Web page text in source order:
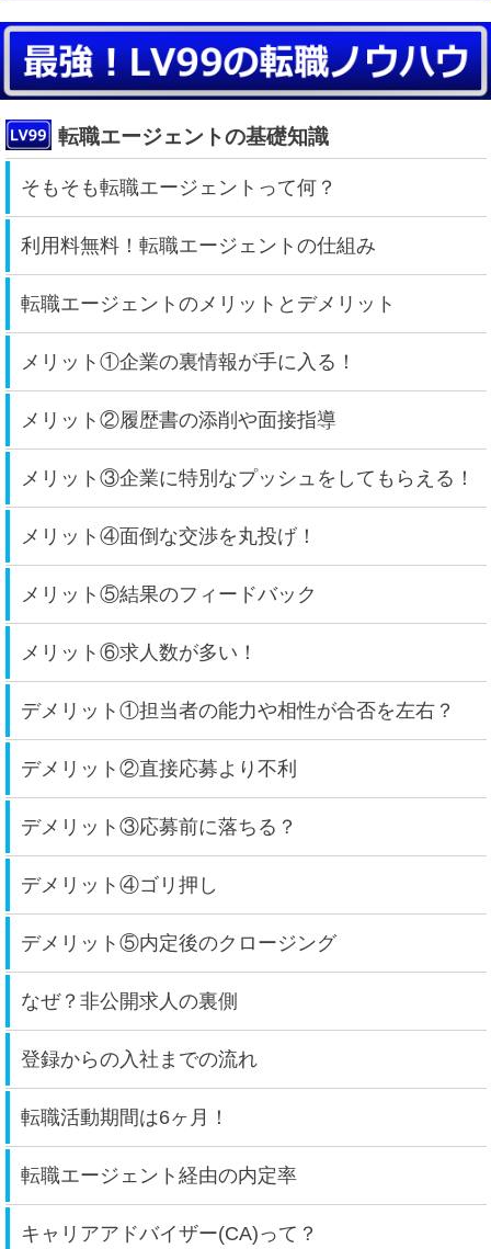
転職エージェントの基礎知識
そもそも転職エージェントって何？
利用料無料！転職エージェントの仕組み
転職エージェントのメリットとデメリット
メリット①企業の裏情報が手に入る！
メリット②履歴書の添削や面接指導
メリット③企業に特別なプッシュをしてもらえる！
メリット④面倒な交渉を丸投げ！
メリット⑤結果のフィードバック
メリット⑥求人数が多い！
デメリット①担当者の能力や相性が合否を左右？
デメリット②直接応募より不利
デメリット③応募前に落ちる？
デメリット④ゴリ押し
デメリット⑤内定後のクロージング
なぜ？非公開求人の裏側
登録からの入社までの流れ
転職活動期間は6ヶ月！
転職エージェント経由の内定率
キャリアアドバイザー(CA)って？